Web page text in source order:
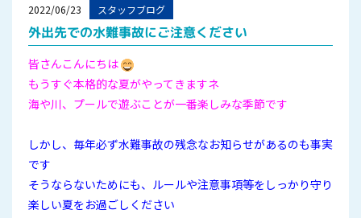
2022/06/23 スタッフブログ
外出先での水難事故にご注意ください
皆さんこんにちは
もうすぐ本格的な夏がやってきますネ
海や川、プールで遊ぶことが一番楽しみな季節です
しかし、毎年必ず水難事故の残念なお知らせがあるのも事実
です
そうならないためにも、ルールや注意事項等をしっかり守り
楽しい夏をお過ごしください